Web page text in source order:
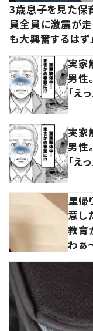
3歳息子を見た保
員全員に激震が
も大興奮するはず」
実家
男性
「えっ
実家
男性
「えっ
里帰
意し
教育
わぁ